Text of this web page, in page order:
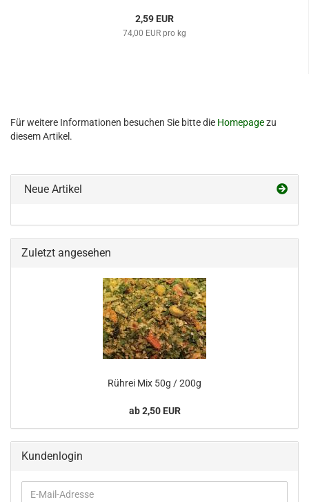
2,59 EUR
74,00 EUR pro kg
Für weitere Informationen besuchen Sie bitte die Homepagezu
diesem Artikel.
Neue Artikel
Zuletzt angesehen
Rührei Mix 50g / 200g
ab 2,50 EUR
Kundenlogin
E-